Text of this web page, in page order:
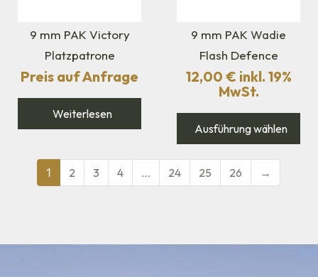
9 mm PAK Victory
Platzpatrone
Preis auf Anfrage
Weiterlesen
9 mm PAK Wadie
Flash Defence
12,00 € inkl. 19%
MwSt.
Ausführung wählen
1 2 3 4 … 24 25 26 →